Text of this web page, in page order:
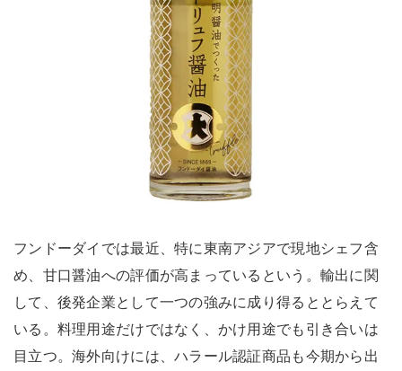
フンドーダイでは最近、特に東南アジアで現地シェフ含
め、甘口醤油への評価が高まっているという。輸出に関
して、後発企業として一つの強みに成り得るととらえて
いる。料理用途だけではなく、かけ用途でも引き合いは
目立つ。海外向けには、ハラール認証商品も今期から出